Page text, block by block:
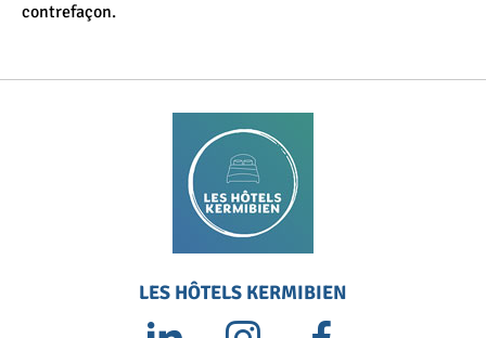
contrefaçon.
LES HÔTELS KERMIBIEN